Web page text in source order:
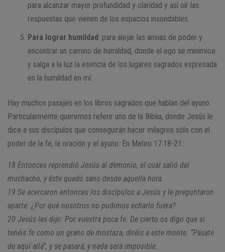
para alcanzar mayor profundidad y claridad y así oír las
respuestas que vienen de los espacios insondables.
Para lograr humildad : para alejar las ansias de poder y
encontrar un camino de humildad, donde el ego se minimice
y salga a la luz la esencia de los lugares sagrados expresada
en la humildad en mí.
Hay muchos pasajes en los libros sagrados que hablan del ayuno.
Particularmente queremos referir uno de la Biblia, donde Jesús le
dice a sus discípulos que conseguirán hacer milagros sólo con el
poder de la fe, la oración y el ayuno. En Mateo 17.18-21:
18 Entonces reprendió Jesús al demonio, el cual salió del
muchacho, y éste quedó sano desde aquella hora.
19 Se acercaron entonces los discípulos a Jesús y le preguntaron
aparte: ¿Por qué nosotros no pudimos echarlo fuera?
20 Jesús les dijo: Por vuestra poca fe. De cierto os digo que si
tenéis fe como un grano de mostaza, diréis a este monte: “Pásate
de aquí allá”, y se pasará; y nada será imposible.